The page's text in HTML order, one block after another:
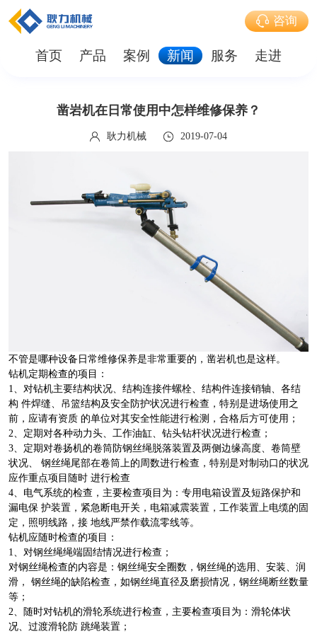
咨询
首页 产品 案例 新闻 服务 走进
凿岩机在日常使用中怎样维修保养？
耿力机械 2019-07-04
不管是哪种设备日常维修保养是非常重要的，凿岩机也是这样。
钻机定期检查的项目：
1、对钻机主要结构状况、结构连接件螺栓、结构件连接销轴、各结
构 件焊缝、吊篮结构及安全防护状况进行检查，特别是进场使用之
前，应请有资质 的单位对其安全性能进行检测，合格后方可使用；
2、定期对各种动力头、工作油缸、钻头钻杆状况进行检查；
3、定期对卷扬机的卷筒防钢丝绳脱落装置及两侧边缘高度、卷筒壁
状况、 钢丝绳尾部在卷筒上的周数进行检查，特别是对制动口的状况
应作重点项目随时 进行检查
4、电气系统的检查，主要检查项目为：专用电箱设置及短路保护和
漏电保 护装置，紧急断电开关，电箱减震装置，工作装置上电缆的固
定，照明线路，接 地线严禁作载流零线等。
钻机应随时检查的项目：
1、对钢丝绳绳端固结情况进行检查；
对钢丝绳检查的内容是：钢丝绳安全圈数，钢丝绳的选用、安装、润
滑， 钢丝绳的缺陷检查，如钢丝绳直径及磨损情况，钢丝绳断丝数量
等；
2、随时对钻机的滑轮系统进行检查，主要检查项目为：滑轮体状
况、过渡滑轮防 跳绳装置；